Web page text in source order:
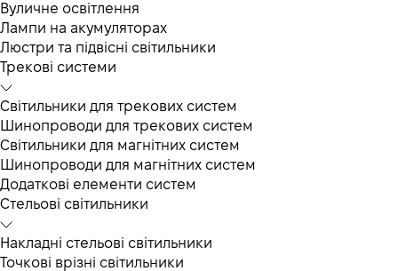
Вуличне освітлення
Лампи на акумуляторах
Люстри та підвісні світильники
Трекові системи
Світильники для трекових систем
Шинопроводи для трекових систем
Світильники для магнітних систем
Шинопроводи для магнітних систем
Додаткові елементи систем
Cтельові світильники
Накладні стельові світильники
Точкові врізні світильники